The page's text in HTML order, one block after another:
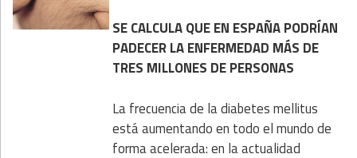
SE CALCULA QUE EN ESPAÑA PODRÍAN
PADECER LA ENFERMEDAD MÁS DE
TRES MILLONES DE PERSONAS
La frecuencia de la diabetes mellitus
está aumentando en todo el mundo de
forma acelerada: en la actualidad